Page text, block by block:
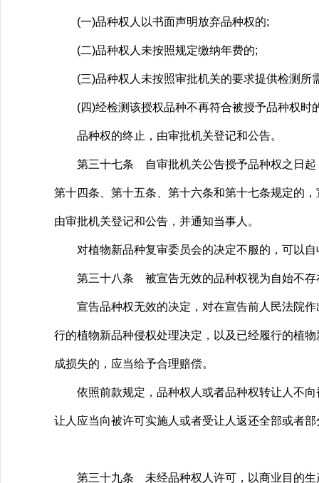
(一)品种权人以书面声明放弃品种权的;
(二)品种权人未按照规定缴纳年费的;
(三)品种权人未按照审批机关的要求提供检测所
(四)经检测该授权品种不再符合被授予品种权时
品种权的终止，由审批机关登记和公告。
第三十七条 自审批机关公告授予品种权之日起
第十四条、第十五条、第十六条和第十七条规定的
由审批机关登记和公告，并通知当事人。
对植物新品种复审委员会的决定不服的，可以自
第三十八条 被宣告无效的品种权视为自始不存
宣告品种权无效的决定，对在宣告前人民法院作
行的植物新品种侵权处理决定，以及已经履行的植
成损失的，应当给予合理赔偿。
依照前款规定，品种权人或者品种权转让人不向
让人应当向被许可实施人或者受让人返还全部或者
第三十九条 未经品种权人许可，以商业目的生